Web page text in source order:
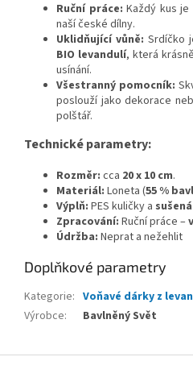
Ruční práce: Každý kus
naší české dílny.
Uklidňující vůně: Srdíčko
BIO levandulí, která
usínání.
Všestranný pomocník:
poslouží jako dekorace
polštář.
Technické parametry:
Rozměr: cca 20 x 10 cm.
Materiál: Loneta (55 %
Výplň: PES kuličky a
Zpracování: Ruční práce –
Údržba: Neprat a nežehlit
Doplňkové parametry
Kategorie: Voňavé dárky z
Výrobce: Bavlněný Svět